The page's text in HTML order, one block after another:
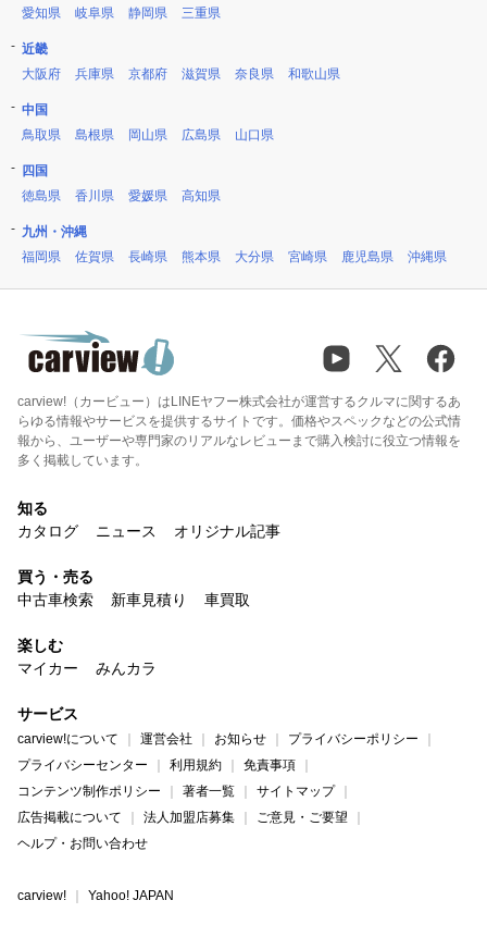
愛知県
岐阜県 静岡県 三重県
近畿
大阪府
兵庫県 京都府 滋賀県 奈良県 和歌山県
中国
鳥取県
島根県 岡山県 広島県 山口県
四国
徳島県
香川県 愛媛県 高知県
九州・沖縄
福岡県
佐賀県 長崎県 熊本県 大分県 宮崎県 鹿児島県 沖縄県
carview!（カービュー）はLINEヤフー株式会社が運営するクルマに関するあ
らゆる情報やサービスを提供するサイトです。価格やスペックなどの公式情
報から、ユーザーや専門家のリアルなレビューまで購入検討に役立つ情報を
多く掲載しています。
知る
カタログ
ニュース オリジナル記事
買う・売る
中古車検索
新車見積り 車買取
楽しむ
マイカー
みんカラ
サービス
carview!について 運営会社 お知らせ
プライバシーポリシー
プライバシーセンター
利用規約
免責事項
コンテンツ制作ポリシー
著者一覧
サイトマップ
広告掲載について
法人加盟店募集
ご意見・ご要望
ヘルプ・お問い合わせ
carview! Yahoo! JAPAN